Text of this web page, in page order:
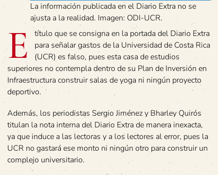
La información publicada en el Diario Extra no se
ajusta a la realidad. Imagen: ODI-UCR.
E
título que se consigna en la portada del Diario Extra
para señalar gastos de la Universidad de Costa Rica
(UCR) es falso, pues esta casa de estudios
superiores no contempla dentro de su Plan de Inversión en
Infraestructura construir salas de yoga ni ningún proyecto
deportivo.
Además, los periodistas Sergio Jiménez y Bharley Quirós
titulan la nota interna del Diario Extra de manera inexacta,
ya que induce a las lectoras y a los lectores al error, pues la
UCR no gastará ese monto ni ningún otro para construir un
complejo universitario.